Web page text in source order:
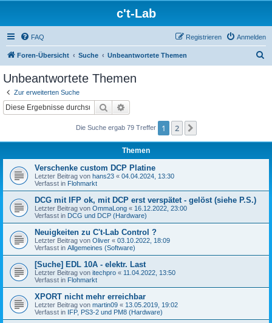
c't-Lab
FAQ Anmelden
Registrieren
Foren-Übersicht Suche Unbeantwortete Themen
Unbeantwortete Themen
Zur erweiterten Suche
Suche
Die Suche ergab 79 Treffer 1 2
Themen
Verschenke custom DCP Platine
Letzter Beitrag von hans23 « 04.04.2024, 13:30
Verfasst in Flohmarkt
DCG mit IFP ok, mit DCP erst verspätet - gelöst (siehe P.S.)
Letzter Beitrag von OmmaLong « 16.12.2022, 23:00
Verfasst in DCG und DCP (Hardware)
Neuigkeiten zu C't-Lab Control ?
Letzter Beitrag von Oliver « 03.10.2022, 18:09
Verfasst in Allgemeines (Software)
[Suche] EDL 10A - elektr. Last
Letzter Beitrag von itechpro « 11.04.2022, 13:50
Verfasst in Flohmarkt
XPORT nicht mehr erreichbar
Letzter Beitrag von martin09 « 13.05.2019, 19:02
Verfasst in IFP, PS3-2 und PM8 (Hardware)